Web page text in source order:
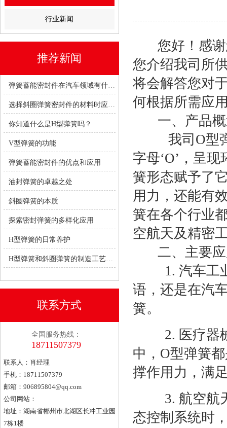
行业新闻
推荐新闻
弹簧蓄能密封件在汽车领域有什么优势？
选择斜圈弹簧密封件的材料时应考虑哪些因素？
你知道什么是H型弹簧吗？
V型弹簧的功能
弹簧蓄能密封件的优点和应用
油封弹簧的卓越之处
斜圈弹簧的本质
探索密封弹簧的多样化应用
H型弹簧的日常养护
H型弹簧和斜圈弹簧的制造工艺有何不同？
联系方式
全国服务热线：
18711507379
联系人：肖经理
手机：18711507379
邮箱： 906895804@qq.com
公司网站：
地址：湖南省郴州市北湖区长冲工业园
7栋1楼
您好！感谢
您介绍我司所
将会解答您对
何根据所需应
一、产品概
我司O型弹
字母‘O’，呈
簧形态赋予了
用力，还能有
簧在各个行业
空航天及精密
二、主要应
1. 汽车工业
语，还是在汽
簧。
2. 医疗器械
中，O型弹簧
撑作用力，满
3. 航空航天
态控制系统时